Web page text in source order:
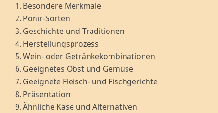
Besondere Merkmale
Ponir-Sorten
Geschichte und Traditionen
Herstellungsprozess
Wein- oder Getränkekombinationen
Geeignetes Obst und Gemüse
Geeignete Fleisch- und Fischgerichte
Präsentation
Ähnliche Käse und Alternativen